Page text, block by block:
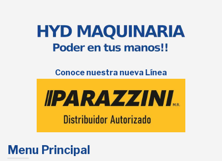
Conoce nuestra nueva Línea
Menu Principal